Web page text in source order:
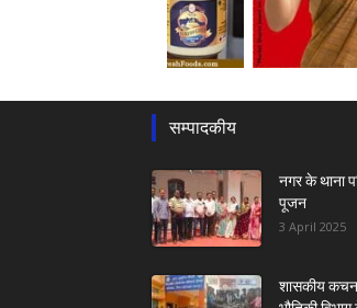
सम्पादकीय
नगर के थाना
पूजन
3 April 2025
शासकीय